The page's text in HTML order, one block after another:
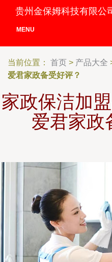
贵州金保姆科技有限公
MENU
当前位置： 首页 > 产品大全
爱君家政备受好评？
家政保洁加
爱君家政